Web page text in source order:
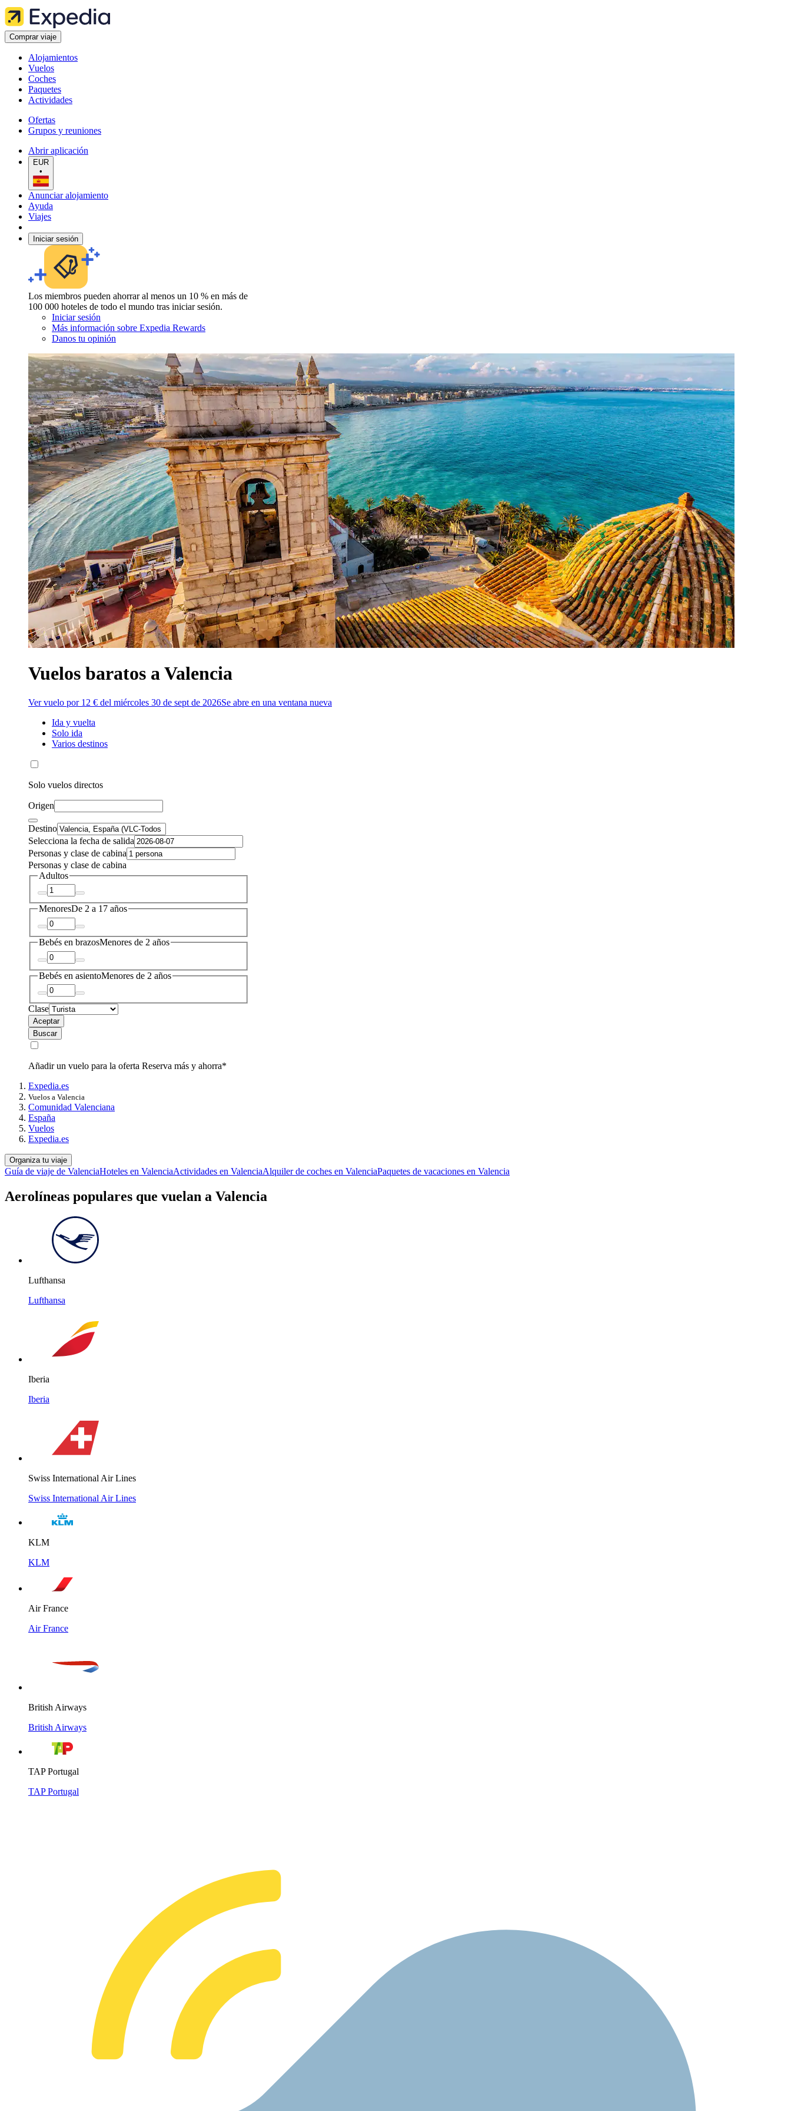
Comprar viaje
Alojamientos
Vuelos
Coches
Paquetes
Actividades
Ofertas
Grupos y reuniones
Abrir aplicación
EUR
•
Anunciar alojamiento
Ayuda
Viajes
Iniciar sesión
Los miembros pueden ahorrar al menos un 10 % en más de
100 000 hoteles de todo el mundo tras iniciar sesión.
Iniciar sesión
Más información sobre Expedia Rewards
Danos tu opinión
Vuelos baratos a Valencia
Ver vuelo por 12 € del miércoles 30 de sept de 2026Se abre en una ventana nueva
Ida y vuelta
Solo ida
Varios destinos
Solo vuelos directos
Origen
Destino
Selecciona la fecha de salida
Personas y clase de cabina
Personas y clase de cabina
Adultos
MenoresDe 2 a 17 años
Bebés en brazosMenores de 2 años
Bebés en asientoMenores de 2 años
Clase
Aceptar
Buscar
Añadir un vuelo para la oferta Reserva más y ahorra*
Expedia.es
Vuelos a Valencia
Comunidad Valenciana
España
Vuelos
Expedia.es
Organiza tu viaje
Guía de viaje de ValenciaHoteles en ValenciaActividades en ValenciaAlquiler de coches en ValenciaPaquetes de vacaciones en Valencia
Aerolíneas populares que vuelan a Valencia
Lufthansa
Lufthansa
Iberia
Iberia
Swiss International Air Lines
Swiss International Air Lines
KLM
KLM
Air France
Air France
British Airways
British Airways
TAP Portugal
TAP Portugal